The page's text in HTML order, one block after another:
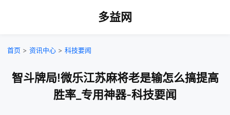
多益网
首页 > 资讯中心 > 科技要闻
智斗牌局!微乐江苏麻将老是输怎么搞提高
胜率_专用神器-科技要闻